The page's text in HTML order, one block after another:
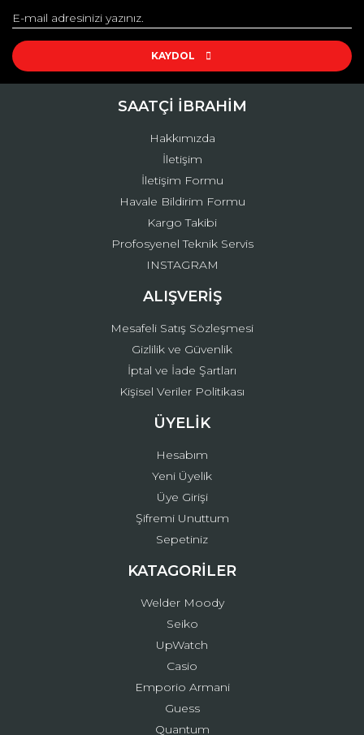
Ürün resmi kalitesiz, bozuk veya görüntülenemiyor.
Ürün açıklamasında eksik bilgiler bulunuyor.
Ürün fiyatı diğer sitelerden daha pahalı.
Gönder
KAYDOL
SAATÇİ İBRAHİM
Hakkımızda
İletişim
İletişim Formu
Havale Bildirim Formu
Kargo Takibi
Profosyenel Teknik Servis
INSTAGRAM
ALIŞVERİŞ
Mesafeli Satış Sözleşmesi
Gizlilik ve Güvenlik
İptal ve İade Şartları
Kişisel Veriler Politikası
ÜYELİK
Hesabım
Yeni Üyelik
Üye Girişi
Şifremi Unuttum
Sepetiniz
KATAGORİLER
Welder Moody
Seiko
UpWatch
Casio
Emporio Armani
Guess
Quantum